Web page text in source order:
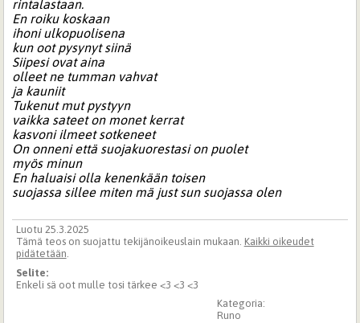
rintalastaan.
En roiku koskaan
ihoni ulkopuolisena
kun oot pysynyt siinä
Siipesi ovat aina
olleet ne tumman vahvat
ja kauniit
Tukenut mut pystyyn
vaikka sateet on monet kerrat
kasvoni ilmeet sotkeneet
On onneni että suojakuorestasi on puolet
myös minun
En haluaisi olla kenenkään toisen
suojassa sillee miten mä just sun suojassa olen
Luotu 25.3.2025
Tämä teos on suojattu tekijänoikeuslain mukaan. Kaikki oikeudet
pidätetään.
Selite:
Enkeli sä oot mulle tosi tärkee <3 <3 <3
Kategoria:
Runo